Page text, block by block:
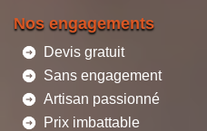
Nos engagements
Devis gratuit
Sans engagement
Artisan passionné
Prix imbattable